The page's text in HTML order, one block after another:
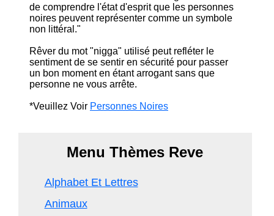
de comprendre l'état d'esprit que les personnes
noires peuvent représenter comme un symbole
non littéral."
Rêver du mot "nigga" utilisé peut refléter le
sentiment de se sentir en sécurité pour passer
un bon moment en étant arrogant sans que
personne ne vous arrête.
*Veuillez Voir Personnes Noires
Menu Thèmes Reve
Alphabet Et Lettres
Animaux